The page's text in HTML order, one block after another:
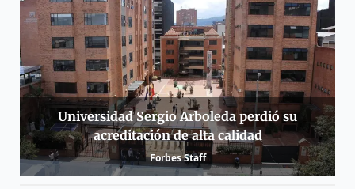
Universidad Sergio Arboleda perdió su
acreditación de alta calidad
Forbes Staff